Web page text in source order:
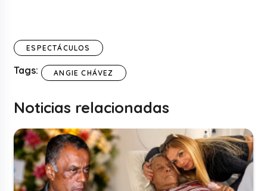
ESPECTÁCULOS
Tags: ANGIE CHÁVEZ
Noticias relacionadas